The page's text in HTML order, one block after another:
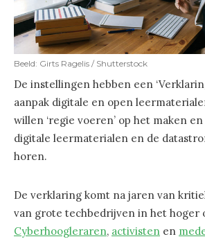
Beeld: Girts Ragelis / Shutterstock
De instellingen hebben een
aanpak digitale en open
willen ‘regie voeren’ op het maken
digitale leermaterialen en de
horen.
De verklaring komt na jaren van
van grote techbedrijven in het hoger
Cyberhoogleraren, activisten en